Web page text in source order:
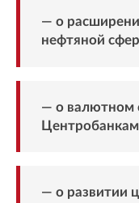
— о
нефтяной
— о валютном
— о развитии